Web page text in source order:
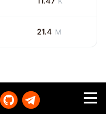
21.4 M